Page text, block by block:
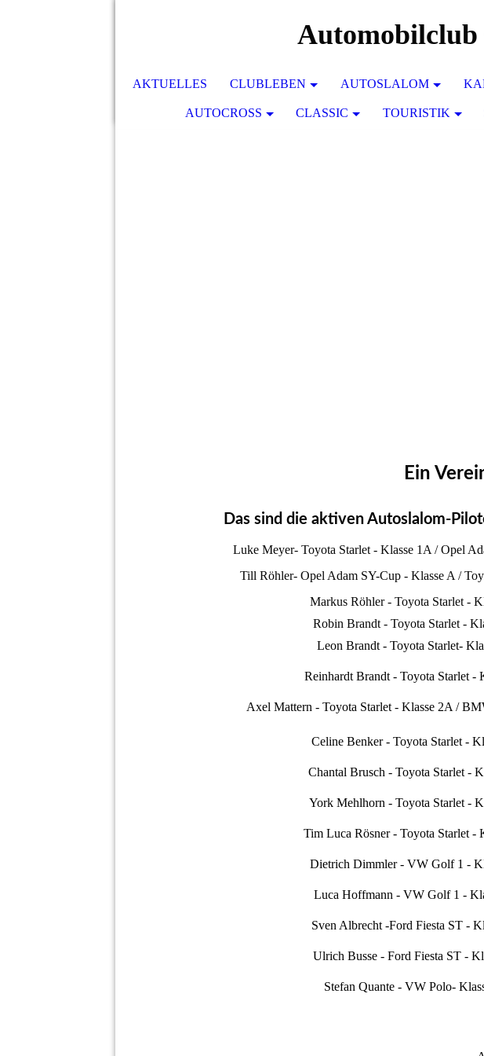
AKTUELLES CLUBLEBEN AUTOSLALOM
AUTOCROSS CLASSIC TOURISTIK
Ein
Das sind die aktiven Autoslalom-
Luke Meyer- Toyota Starlet - Klasse 1A / Opel
Till Röhler- Opel Adam SY-Cup - Klasse A /
Markus Röhler - Toyota Starlet -
Robin Brandt - Toyota Starlet -
Leon Brandt - Toyota Starlet-
Reinhardt Brandt - Toyota Starlet -
Axel Mattern - Toyota Starlet - Klasse 2A /
Celine Benker - Toyota Starlet -
Chantal Brusch - Toyota Starlet -
York Mehlhorn - Toyota Starlet -
Tim Luca Rösner - Toyota Starlet -
Dietrich Dimmler - VW Golf 1 -
Luca Hoffmann - VW Golf 1 -
Sven Albrecht -Ford Fiesta ST -
Ulrich Busse - Ford Fiesta ST -
Stefan Quante - VW Polo-